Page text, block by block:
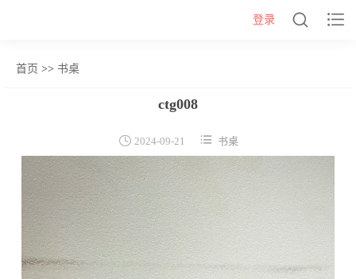


登录
沙发背几 茶几&角几
报价表
柜类
书柜 床头柜 电视柜 酒柜 餐边柜&斗柜
首页 >> 书桌
ctg008
 2024-09-21  书桌